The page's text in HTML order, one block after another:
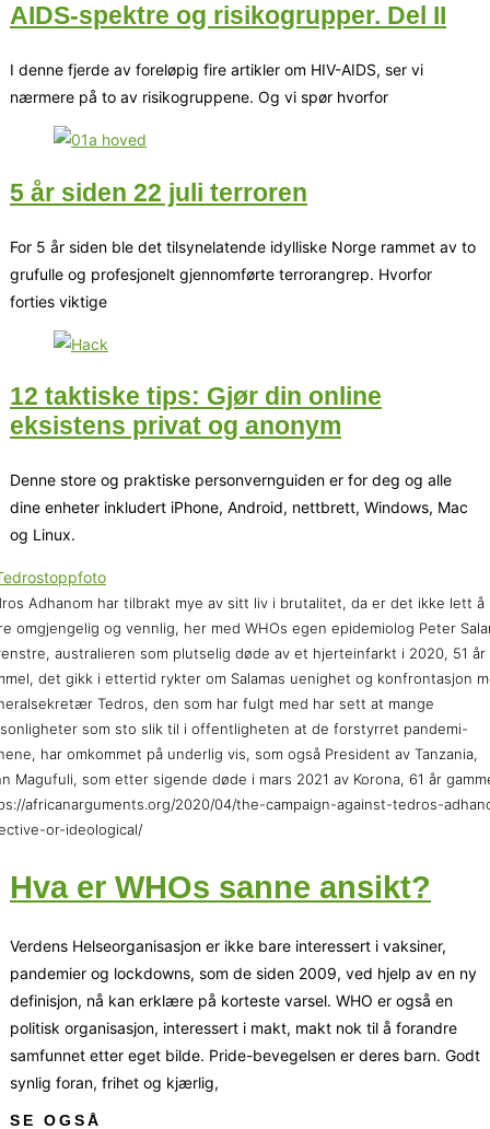
AIDS-spektre og risikogrupper. Del II
I denne fjerde av foreløpig fire artikler om HIV-AIDS, ser vi
nærmere på to av risikogruppene. Og vi spør hvorfor
5 år siden 22 juli terroren
For 5 år siden ble det tilsynelatende idylliske Norge rammet av to
grufulle og profesjonelt gjennomførte terrorangrep. Hvorfor
forties viktige
12 taktiske tips: Gjør din online
eksistens privat og anonym
Denne store og praktiske personvernguiden er for deg og alle
dine enheter inkludert iPhone, Android, nettbrett, Windows, Mac
og Linux.
Adhanom har tilbrakt mye av sitt liv i brutalitet, da er det ikke lett å
omgjengelig og vennlig, her med WHOs egen epidemiolog Peter
australieren som plutselig døde av et hjerteinfarkt i 2020, 51 år
det gikk i ettertid rykter om Salamas uenighet og konfrontasjon
Tedros, den som har fulgt med har sett at mange
som sto slik til i offentligheten at de forstyrret pandemi-
har omkommet på underlig vis, som også President av Tanzania,
Magufuli, som etter sigende døde i mars 2021 av Korona, 61 år
africanarguments.org/2020/04/the-campaign-against-tedros-
or-ideological/
Hva er WHOs sanne ansikt?
Verdens Helseorganisasjon er ikke bare interessert i vaksiner,
pandemier og lockdowns, som de siden 2009, ved hjelp av en ny
definisjon, nå kan erklære på korteste varsel. WHO er også en
politisk organisasjon, interessert i makt, makt nok til å forandre
samfunnet etter eget bilde. Pride-bevegelsen er deres barn. Godt
synlig foran, frihet og kjærlig,
SE OGSÅ